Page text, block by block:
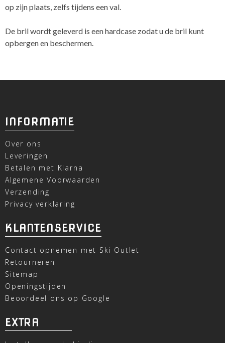
op zijn plaats, zelfs tijdens een val.
De bril wordt geleverd is een hardcase zodat u de bril kunt
opbergen en beschermen.
INFORMATIE
Over ons
Leveringen
Betalen met Klarna
Algemene Voorwaarden
Verzending
Privacy verklaring
KLANTENSERVICE
Contact opnemen met Ski Outlet
Retourneren
Sitemap
Openingstijden
Beoordeel ons op Google
EXTRA